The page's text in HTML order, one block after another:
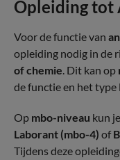
Opleiding tot
Voor de functie van
opleiding nodig in de
of chemie. Dit kan op
de functie en het
Op mbo-niveau kun
Laborant (mbo-4) of
Tijdens deze